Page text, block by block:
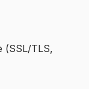
TLS,